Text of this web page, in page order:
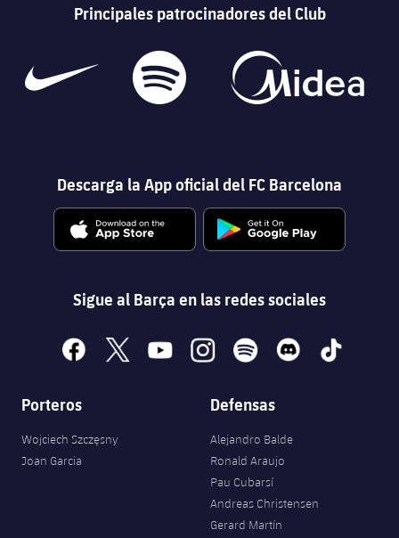
Principales patrocinadores del Club
Descarga la App oficial del FC Barcelona
Sigue al Barça en las redes sociales
facebook
x youtubeinstagramspotify discord tiktok
Porteros
Wojciech Szczęsny
Joan Garcia
Defensas
Alejandro Balde
Ronald Araujo
Pau Cubarsí
Andreas Christensen
Gerard Martín